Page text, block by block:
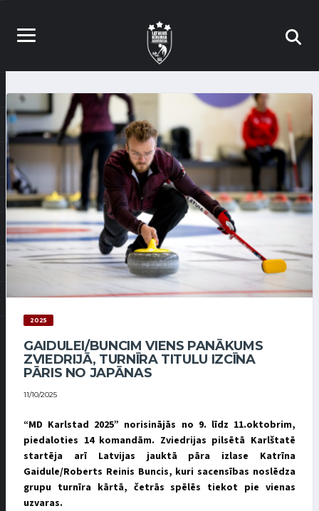
2025
GAIDULEI/BUNCIM VIENS PANĀKUMS
ZVIEDRIJĀ, TURNĪRA TITULU IZCĪNA
PĀRIS NO JAPĀNAS
11/10/2025
“MD Karlstad 2025” norisinājās no 9. līdz 11.oktobrim,
piedaloties 14 komandām. Zviedrijas pilsētā Karlštatē
startēja arī Latvijas jauktā pāra izlase Katrīna
Gaidule/Roberts Reinis Buncis, kuri sacensības noslēdza
grupu turnīra kārtā, četrās spēlēs tiekot pie vienas
uzvaras.